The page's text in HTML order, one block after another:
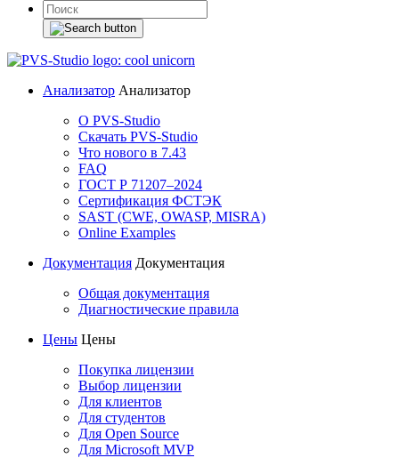
Анализатор Анализатор
О PVS-Studio
Скачать PVS-Studio
Что нового в 7.43
FAQ
ГОСТ Р 71207–2024
Сертификация ФСТЭК
SAST (CWE, OWASP, MISRA)
Online Examples
Документация Документация
Общая документация
Диагностические правила
Цены Цены
Покупка лицензии
Выбор лицензии
Для клиентов
Для студентов
Для Open Source
Для Microsoft MVP